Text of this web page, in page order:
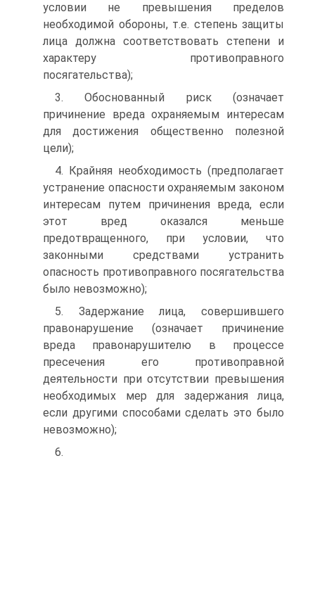
условии не превышения пределов
необходимой обороны, т.е. степень защиты
лица должна соответствовать степени и
характеру противоправного
посягательства);
3. Обоснованный риск (означает
причинение вреда охраняемым интересам
для достижения общественно полезной
цели);
4. Крайняя необходимость (предполагает
устранение опасности охраняемым законом
интересам путем причинения вреда, если
этот вред оказался меньше
предотвращенного, при условии, что
законными средствами устранить
опасность противоправного посягательства
было невозможно);
5. Задержание лица, совершившего
правонарушение (означает причинение
вреда правонарушителю в процессе
пресечения его противоправной
деятельности при отсутствии превышения
необходимых мер для задержания лица,
если другими способами сделать это было
невозможно);
6.